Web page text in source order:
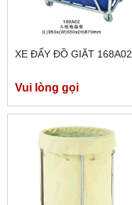
XE ĐẨY ĐỒ GIẶT 168A02
Vui lòng gọi